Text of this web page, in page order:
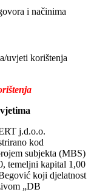
i načinima
uvjeti korištenja
j.d.o.o.
kod
subjekta (MBS)
temeljni kapital 1,00
koji djelatnost
„DB